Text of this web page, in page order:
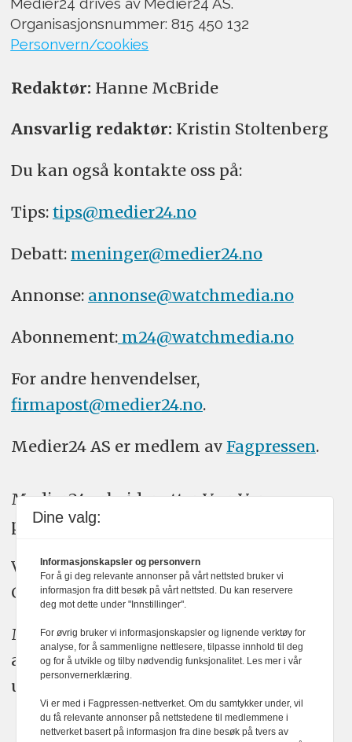
Organisasjonsnummer: 815 450 132
Personvern/cookies
Redaktør: Hanne McBride
Ansvarlig redaktør: Kristin Stoltenberg
Du kan også kontakte oss på:
Tips: tips@medier24.no
Debatt: meninger@medier24.no
Annonse: annonse@watchmedia.no
Abonnement:m24@watchmedia.no
For andre henvendelser,
firmapost@medier24.no.
Medier24 AS er medlem av Fagpressen.
Medier24 arbeider etter Vær Varsom-
plakatens regler for god presseskikk.
Vi bruker KI-verktøy som ChatGPT,
Claude, og Gemini i journalistikken vår.
Medier24s redaksjon har alltid det fulle
ansvar for publisert innhold, med eller
uten bruk av kunstig intelligens.
Dine valg:
Informasjonskapsler og personvern
For å gi deg relevante annonser på vårt nettsted bruker vi
informasjon fra ditt besøk på vårt nettsted. Du kan reservere
deg mot dette under "Innstillinger".
For øvrig bruker vi informasjonskapsler og lignende verktøy for
analyse, for å sammenligne nettlesere, tilpasse innhold til deg
og for å utvikle og tilby nødvendig funksjonalitet. Les mer i vår
personvernerklæring.
Vi er med i Fagpressen-nettverket. Om du samtykker under, vil
du få relevante annonser på nettstedene til medlemmene i
nettverket basert på informasjon fra dine besøk på tvers av